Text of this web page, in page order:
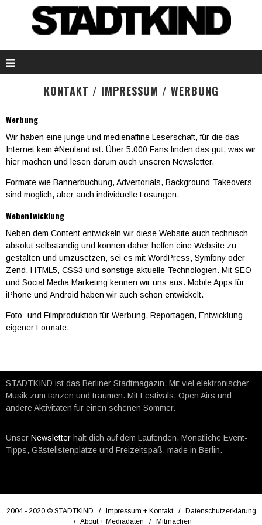
KONTAKT / IMPRESSUM / WERBUNG
Werbung
Wir haben eine junge und medienaffine Leserschaft, für die das
Internet kein #Neuland ist. Über 5.000 Fans finden das gut, was wir
hier machen und lesen darum auch unseren Newsletter.
Formate wie Bannerbuchung, Advertorials, Background-Takeovers
sind möglich, aber auch individuelle Lösungen.
Webentwicklung
Neben dem Content entwickeln wir diese Website auch technisch
absolut selbständig und können daher helfen eine Website zu
gestalten und umzusetzen, sei es mit WordPress, Symfony oder
Zend. HTML5, CSS3 und sonstige aktuelle Technologien. Mit SEO
und Social Media Marketing kennen wir uns aus. Mobile Apps für
iPhone und Android haben wir auch schon entwickelt.
Foto- und Filmproduktion für Werbung, Reportagen, Entwicklung
eigener Formate.
STADTKIND ist das Berliner Stadtmagazin. Mit viel elektronischer
Musik zum tanzen und träumen. Mit Festivals, Open Airs und
andere Aktivitäten für einen schönen Sommer.
Unser Newsletter hält dich auf dem Laufenden. Monatliche Event-
Tipps, Gästelistenplätze und Freizeitspaß, made in Berlin.
2004 - 2020 © STADTKIND / Impressum + Kontakt/
Datenschutzerklärung
/ About + Mediadaten / Mitmachen